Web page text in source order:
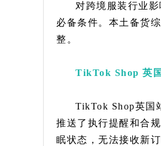
对跨境服装行业
必备条件。本土备货
整。
TikTok Shop 英
TikTok Shop英国
推送了执行提醒和合
眠状态，无法接收新